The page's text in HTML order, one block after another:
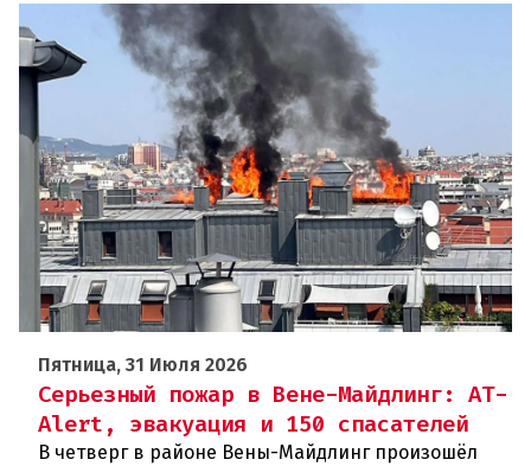
Пятница, 31 Июля 2026
Серьезный пожар в Вене-Майдлинг: AT-
Alert, эвакуация и 150 спасателей
В четверг в районе Вены-Майдлинг произошёл